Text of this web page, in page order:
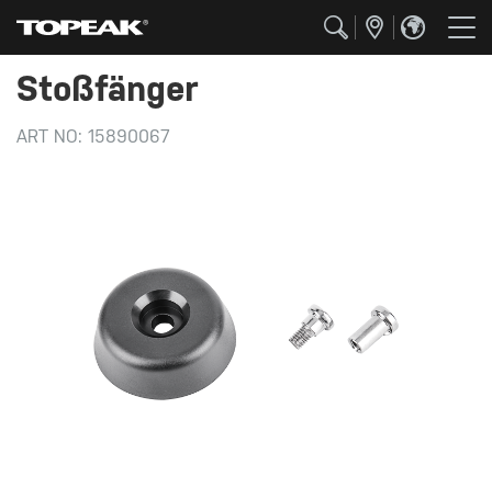
Stoßfänger
ART NO: 15890067